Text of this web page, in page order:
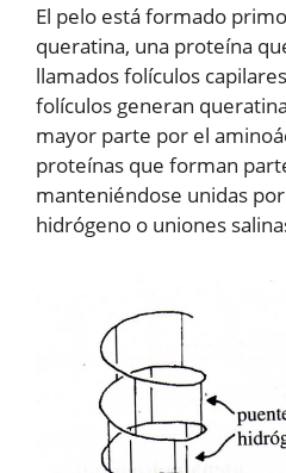
El pelo está formado
queratina, una proteína
llamados folículos
folículos generan
mayor parte por el
proteínas que forman
manteniéndose unidas
hidrógeno o uniones